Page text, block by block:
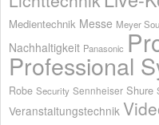
Medientechnik Messe Meyer
Nachhaltigkeit Panasonic
Professional
Robe Security Sennheiser Shure
Veranstaltungstechnik